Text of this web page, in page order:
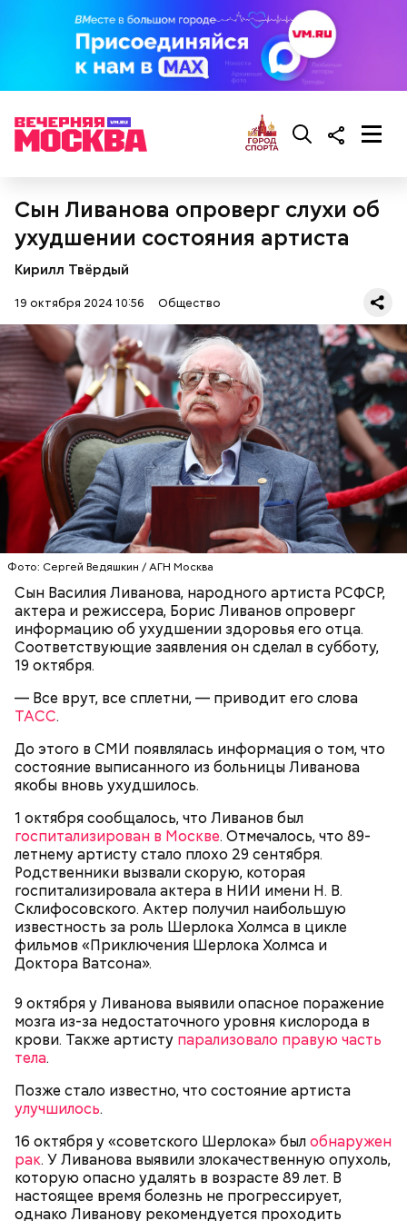
Сын Ливанова опроверг слухи об
ухудшении состояния артиста
Кирилл Твёрдый
19 октября 2024 10:56 Общество
Фото: Сергей Ведяшкин / АГН Москва
Сын Василия Ливанова, народного артиста РСФСР,
актера и режиссера, Борис Ливанов опроверг
информацию об ухудшении здоровья его отца.
Соответствующие заявления он сделал в субботу,
19 октября.
— Все врут, все сплетни, — приводит его слова
ТАСС.
До этого в СМИ появлялась информация о том, что
состояние выписанного из больницы Ливанова
якобы вновь ухудшилось.
1 октября сообщалось, что Ливанов был
госпитализирован в Москве. Отмечалось, что 89-
летнему артисту стало плохо 29 сентября.
Родственники вызвали скорую, которая
госпитализировала актера в НИИ имени Н. В.
Склифосовского. Актер получил наибольшую
известность за роль Шерлока Холмса в цикле
фильмов «Приключения Шерлока Холмса и
Доктора Ватсона».
9 октября у Ливанова выявили опасное поражение
мозга из-за недостаточного уровня кислорода в
крови. Также артисту парализовало правую часть
тела.
Позже стало известно, что состояние артиста
улучшилось.
16 октября у «советского Шерлока» былобнаружен
рак. У Ливанова выявили злокачественную опухоль,
которую опасно удалять в возрасте 89 лет. В
настоящее время болезнь не прогрессирует,
однако Ливанову рекомендуется проходить
— Кабачки, порезанные кубиками, нужно легко
обжарить на сковороде. К ним добавляются зелень
петрушки, чеснок, соль и оливковое масло.
Получается очень вкусно, — поделился рецептом
Спагетти из кабачков
Ингредиенты:
брынза;
растительное масло;
— В дыне содержится много сахара, который
представлен фруктозой. С одной стороны — это
хорошо, потому что дает энергию. Но важно
помнить, что сладкими дынями не нужно сильно
увлекаться, так же как и арбузами, людям с
сахарным диабетом и лишним весом, —
подчеркнула доктор.
Терапевт Кондрахин назвал
Ранние плоды, по словам врача, лучше не есть:
беременным, кормящим женщинам;
людям с ослабленной иммунной системой;
пожилым;
детям.
нитратов, которое вызовет головокружение,
гипоксию и ухудшение физического состояния, —
предостерегла Соломатина.